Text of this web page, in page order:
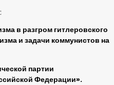
в разгром гитлеровского
и задачи коммунистов на
партии
Федерации».